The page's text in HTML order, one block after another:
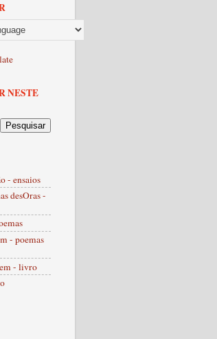
NESTE
- ensaios
desOras -
- poemas
- livro